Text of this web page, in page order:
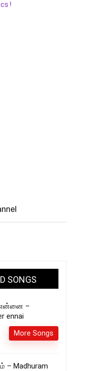
!
SONGS
என்னை –
ennai
More Songs
– Madhuram